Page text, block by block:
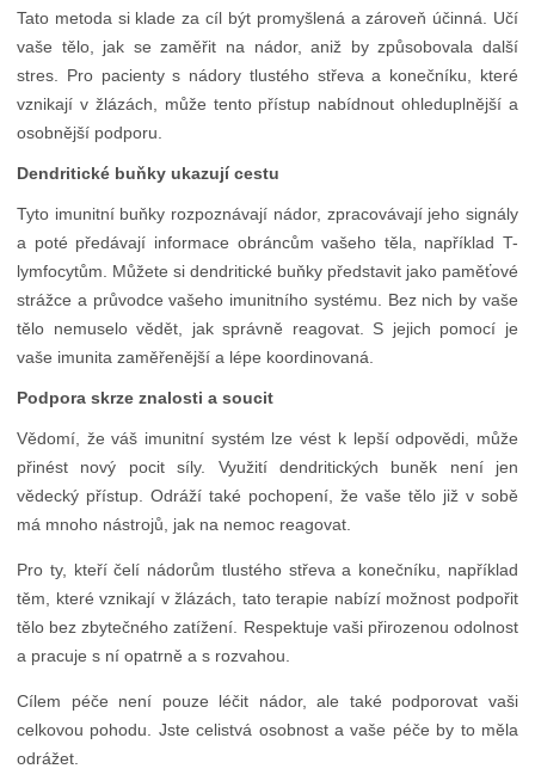
Tato metoda si klade za cíl být promyšlená a zároveň účinná. Učí
vaše tělo, jak se zaměřit na nádor, aniž by způsobovala další
stres. Pro pacienty s nádory tlustého střeva a konečníku, které
vznikají v žlázách, může tento přístup nabídnout ohleduplnější a
osobnější podporu.
Dendritické buňky ukazují cestu
Tyto imunitní buňky rozpoznávají nádor, zpracovávají jeho signály
a poté předávají informace obráncům vašeho těla, například T-
lymfocytům. Můžete si dendritické buňky představit jako paměťové
strážce a průvodce vašeho imunitního systému. Bez nich by vaše
tělo nemuselo vědět, jak správně reagovat. S jejich pomocí je
vaše imunita zaměřenější a lépe koordinovaná.
Podpora skrze znalosti a soucit
Vědomí, že váš imunitní systém lze vést k lepší odpovědi, může
přinést nový pocit síly. Využití dendritických buněk není jen
vědecký přístup. Odráží také pochopení, že vaše tělo již v sobě
má mnoho nástrojů, jak na nemoc reagovat.
Pro ty, kteří čelí nádorům tlustého střeva a konečníku, například
těm, které vznikají v žlázách, tato terapie nabízí možnost podpořit
tělo bez zbytečného zatížení. Respektuje vaši přirozenou odolnost
a pracuje s ní opatrně a s rozvahou.
Cílem péče není pouze léčit nádor, ale také podporovat vaši
celkovou pohodu. Jste celistvá osobnost a vaše péče by to měla
odrážet.